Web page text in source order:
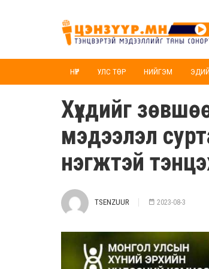
НҮҮР УЛС ТӨР НИЙГЭМ
Хүүхдийг
мэдээлэл
нэгжтэй
TSENZUUR 2023-08-3